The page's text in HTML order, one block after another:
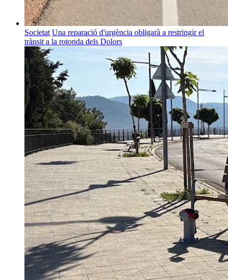
Societat Una reparació d'urgència obligarà a restringir el
trànsit a la rotonda dels Dolors